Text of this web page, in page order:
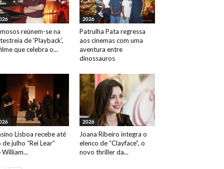
reúnem-se na
de ‘Playback’,
que celebra o...
2026
Patrulha Pata regressa
aos cinemas com uma
aventura entre
dinossauros
Lisboa recebe até
de julho “Rei Lear”
William...
2026
Joana Ribeiro integra o
elenco de “Clayface”, o
novo thriller da...